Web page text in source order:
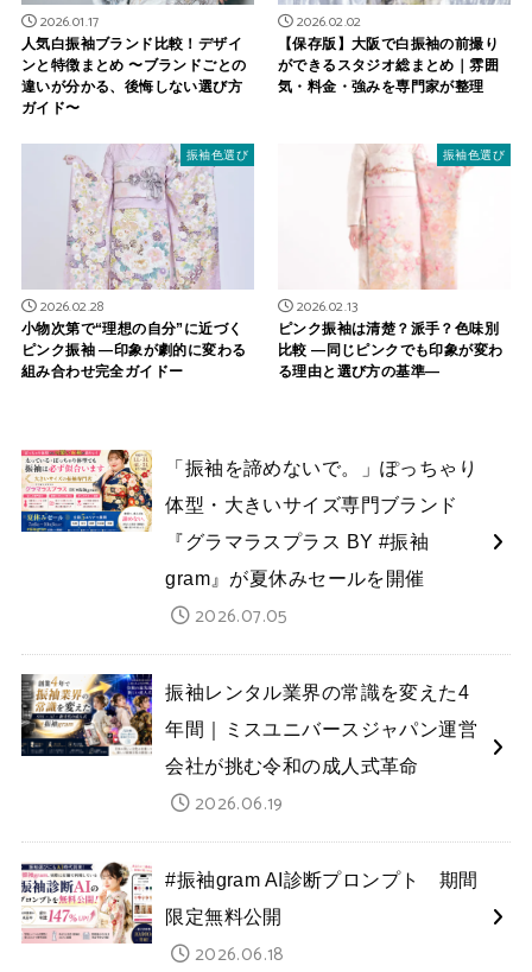
2026.01.17
人気白振袖ブランド比較！デザイ
ンと特徴まとめ 〜ブランドごとの
違いが分かる、後悔しない選び方
ガイド〜
2026.02.02
【保存版】大阪で白振袖の前撮り
ができるスタジオ総まとめ｜雰囲
気・料金・強みを専門家が整理
振袖色選び
2026.02.28
小物次第で“理想の自分”に近づく
ピンク振袖 ―印象が劇的に変わる
組み合わせ完全ガイドー
振袖色選び
2026.02.13
ピンク振袖は清楚？派手？色味別
比較 —同じピンクでも印象が変わ
る理由と選び方の基準—
「振袖を諦めないで。」ぽっちゃり
体型・大きいサイズ専門ブランド
『グラマラスプラス BY #振袖
gram』が夏休みセールを開催
2026.07.05
振袖レンタル業界の常識を変えた4
年間｜ミスユニバースジャパン運営
会社が挑む令和の成人式革命
2026.06.19
#振袖gram AI診断プロンプト 期間
限定無料公開
2026.06.18